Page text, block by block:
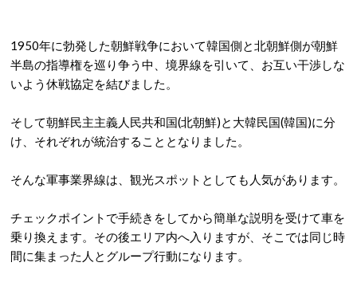
1950年に勃発した朝鮮戦争において韓国側と北朝鮮側が朝鮮
半島の指導権を巡り争う中、境界線を引いて、お互い干渉しな
いよう休戦協定を結びました。
そして朝鮮民主主義人民共和国(北朝鮮)と大韓民国(韓国)に分
け、それぞれが統治することとなりました。
そんな軍事業界線は、観光スポットとしても人気があります。
チェックポイントで手続きをしてから簡単な説明を受けて車を
乗り換えます。その後エリア内へ入りますが、そこでは同じ時
間に集まった人とグループ行動になります。